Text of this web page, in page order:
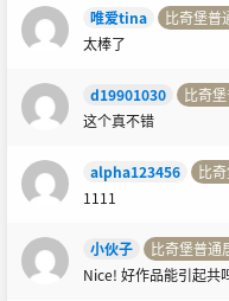
唯爱tina 比奇堡普
太棒了
d19901030 比奇
这个真不错
alpha123456 比
1111
小伙子 比奇堡普通
Nice! 好作品能引起共